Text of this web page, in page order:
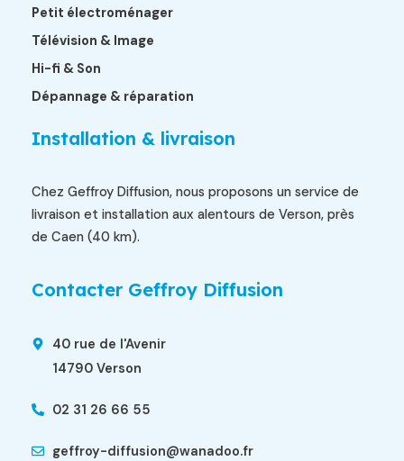
Petit électroménager
Télévision & Image
Hi-fi & Son
Dépannage & réparation
Installation & livraison
Chez Geffroy Diffusion, nous proposons un service de
livraison et installation aux alentours de Verson, près
de Caen (40 km).
Contacter Geffroy Diffusion
40 rue de l'Avenir
14790 Verson
02 31 26 66 55
geffroy-diffusion@wanadoo.fr